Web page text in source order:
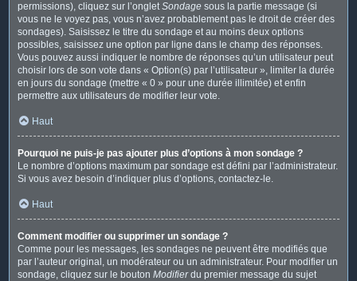
permissions), cliquez sur l’ongletSondage sous la partie message (si
vous ne le voyez pas, vous n’avez probablement pas le droit de créer des
sondages). Saisissez le titre du sondage et au moins deux options
possibles, saisissez une option par ligne dans le champ des réponses.
Vous pouvez aussi indiquer le nombre de réponses qu’un utilisateur peut
choisir lors de son vote dans « Option(s) par l’utilisateur », limiter la durée
en jours du sondage (mettre « 0 » pour une durée illimitée) et enfin
permettre aux utilisateurs de modifier leur vote.
Haut
Pourquoi ne puis-je pas ajouter plus d’options à mon sondage ?
Le nombre d’options maximum par sondage est défini par l’administrateur.
Si vous avez besoin d’indiquer plus d’options, contactez-le.
Haut
Comment modifier ou supprimer un sondage ?
Comme pour les messages, les sondages ne peuvent être modifiés que
par l’auteur original, un modérateur ou un administrateur. Pour modifier un
sondage, cliquez sur le bouton Modifierdu premier message du sujet